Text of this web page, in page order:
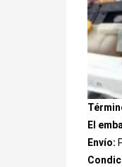
El
Envío: